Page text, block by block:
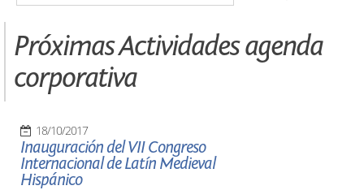
Próximas Actividades agenda
corporativa
18/10/2017
Inauguración del VII Congreso
Internacional de Latín Medieval
Hispánico